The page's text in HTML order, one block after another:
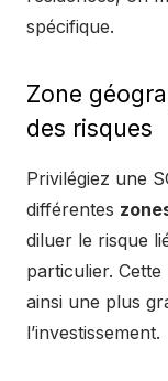
spécifique.
Zone
des risques
Privilégiez une
différentes
diluer le risque
particulier. Cette
ainsi une plus
l’investissement.